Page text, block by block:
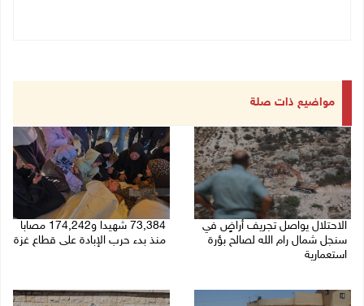
مواضيع ذات صلة
الاحتلال يواصل تجريف أراضٍ في
سنجل شمال رام الله لصالح بؤرة
استعمارية
73,384 شهيدا و174,242 مصابا
منذ بدء حرب الإبادة على قطاع غزة